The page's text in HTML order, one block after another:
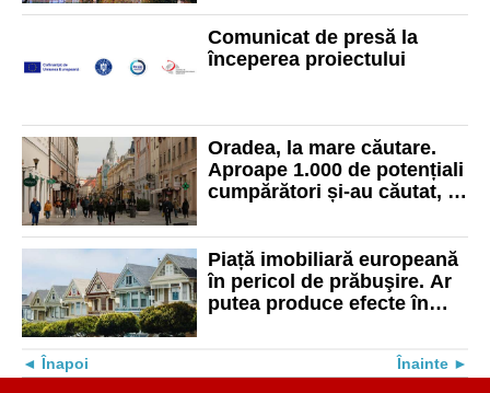
Comunicat de presă la
începerea proiectului
Oradea, la mare căutare.
Aproape 1.000 de potențiali
cumpărători și-au căutat, în
oraș
Piață imobiliară europeană
în pericol de prăbuşire. Ar
putea produce efecte în
Înapoi Înainte